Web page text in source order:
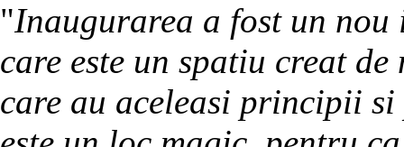
"Inaugurarea a fost un
care este un spatiu creat
care au aceleasi principii